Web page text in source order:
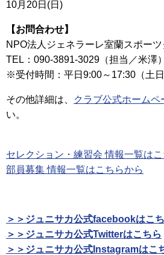
10月20日(日)
【お問合わせ】
NPO法人ジェネラーレ室蘭スポー
TEL：090-3891-3029（担当／米澤）
※受付時間：平日9:00～17:30（土日
その他詳細は、 クラブ公式ホームペ
い。
セレクション・練習会 情報一覧は
部員募集 情報一覧はこちらから
＞＞ジュニサカ公式facebookはこ
＞＞ジュニサカ公式Twitterはこちら
＞＞ジュニサカ公式Instagramはこ